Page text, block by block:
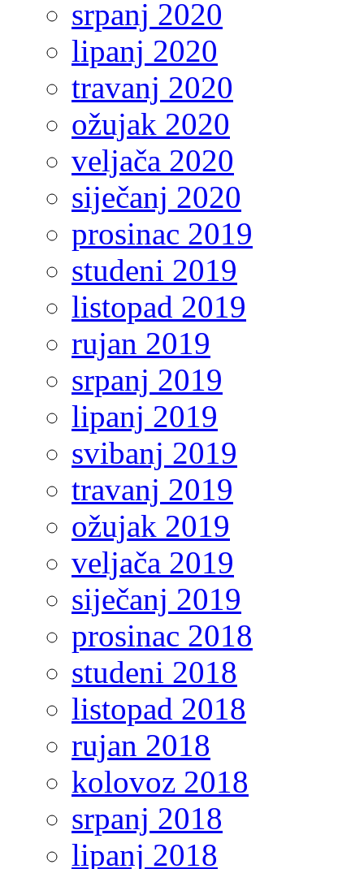
srpanj 2020
lipanj 2020
travanj 2020
ožujak 2020
veljača 2020
siječanj 2020
prosinac 2019
studeni 2019
listopad 2019
rujan 2019
srpanj 2019
lipanj 2019
svibanj 2019
travanj 2019
ožujak 2019
veljača 2019
siječanj 2019
prosinac 2018
studeni 2018
listopad 2018
rujan 2018
kolovoz 2018
srpanj 2018
lipanj 2018